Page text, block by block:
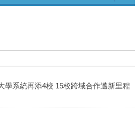
學系統再添4校 15校跨域合作邁新里程